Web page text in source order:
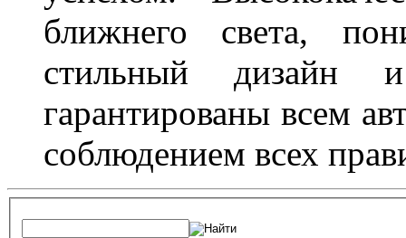
ближнего света,
стильный дизайн
гарантированы всем
соблюдением всех